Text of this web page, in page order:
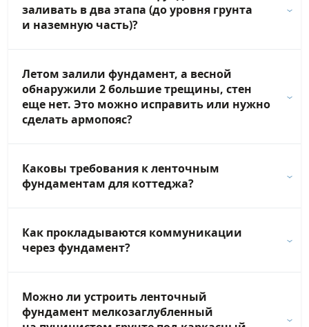
заливать в два этапа (до уровня грунта
и наземную часть)?
Летом залили фундамент, а весной
обнаружили 2 большие трещины, стен
еще нет. Это можно исправить или нужно
сделать армопояс?
Каковы требования к ленточным
фундаментам для коттеджа?
Как прокладываются коммуникации
через фундамент?
Можно ли устроить ленточный
фундамент мелкозаглубленный